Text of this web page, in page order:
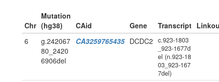
Chr
Mutation
(hg38)
CAid Gene Transcript
6
g.242067
80_2420
6906del
CA3259765435 DCDC2
c.923-1803
_923-1677d
el (n.923-18
03_923-167
7del)